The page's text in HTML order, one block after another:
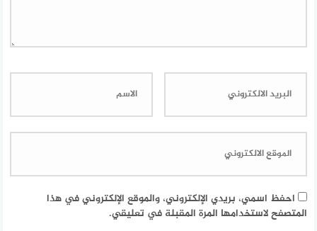
احفظ اسمي، بريدي الإلكتروني، والموقع الإلكتروني في هذا
المتصفح لاستخدامها المرة المقبلة في تعليقي.